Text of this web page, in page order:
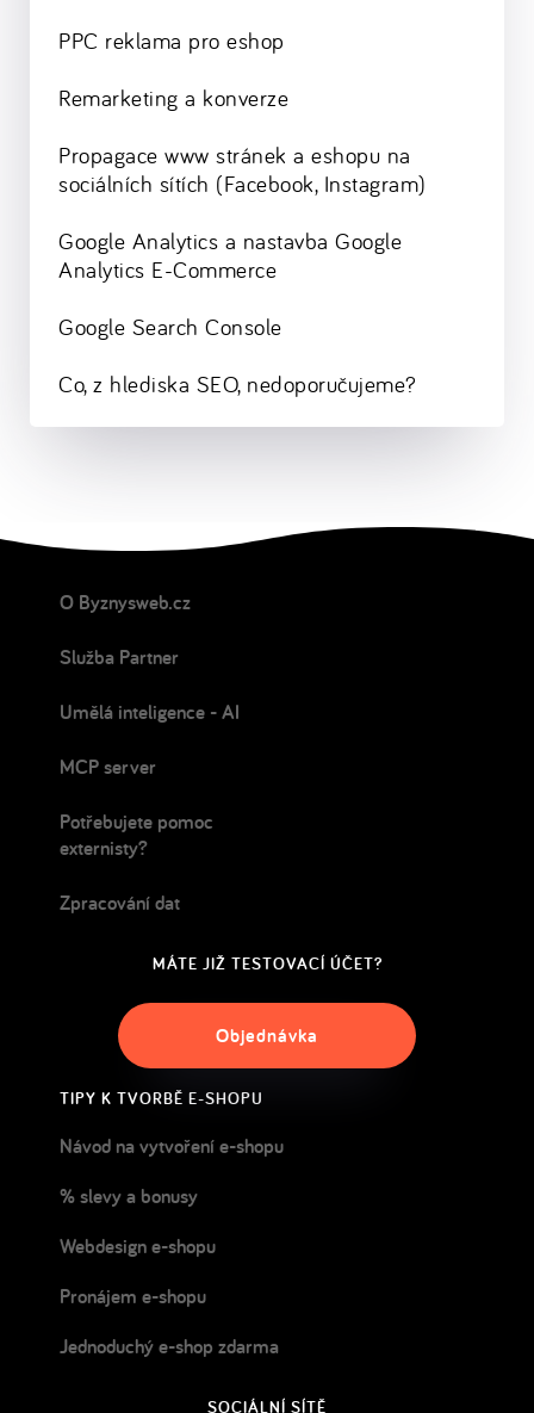
PPC reklama pro eshop
Remarketing a konverze
Propagace www stránek a eshopu na
sociálních sítích (Facebook, Instagram)
Google Analytics a nastavba Google
Analytics E-Commerce
Google Search Console
Co, z hlediska SEO, nedoporučujeme?
O Byznysweb.cz
Služba Partner
Umělá inteligence - AI
MCP server
Potřebujete pomoc
externisty?
Zpracování dat
MÁTE JIŽ TESTOVACÍ ÚČET?
Objednávka
TIPY K TVORBĚ E-SHOPU
Návod na vytvoření e-shopu
% slevy a bonusy
Webdesign e-shopu
Pronájem e-shopu
Jednoduchý e-shop zdarma
SOCIÁLNÍ SÍTĚ